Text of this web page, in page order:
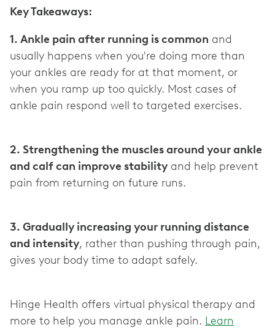
Key Takeaways:
1. Ankle pain after running is common and
usually happens when you're doing more than
your ankles are ready for at that moment, or
when you ramp up too quickly. Most cases of
ankle pain respond well to targeted exercises.
2. Strengthening the muscles around your ankle
and calf can improve stability and help prevent
pain from returning on future runs.
3. Gradually increasing your running distance
and intensity, rather than pushing through pain,
gives your body time to adapt safely.
Hinge Health offers virtual physical therapy and
more to help you manage ankle pain. Learn